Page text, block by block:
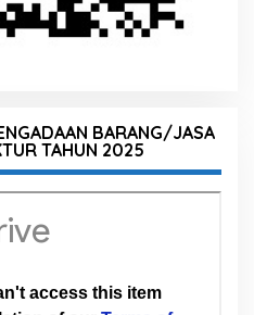
BARANG/JASA
TAHUN 2025